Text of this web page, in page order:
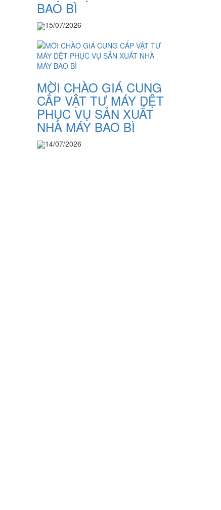
BAO BÌ
15/07/2026
MỜI CHÀO GIÁ CUNG
CẤP VẬT TƯ MÁY DỆT
PHỤC VỤ SẢN XUẤT
NHÀ MÁY BAO BÌ
14/07/2026